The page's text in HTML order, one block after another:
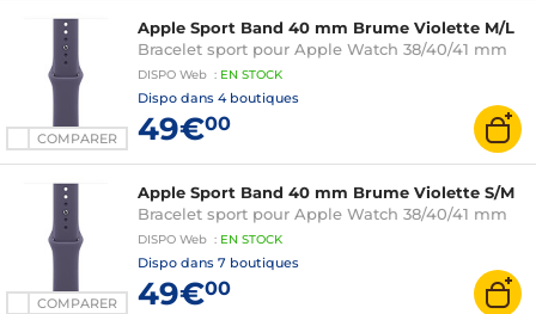
COMPARER
Apple Sport Band 40 mm Brume Violette M/L
Bracelet sport pour Apple Watch 38/40/41 mm
DISPO Web : EN STOCK
Dispo dans 4 boutiques
49€00
COMPARER
Apple Sport Band 40 mm Brume Violette S/M
Bracelet sport pour Apple Watch 38/40/41 mm
DISPO Web : EN STOCK
Dispo dans 7 boutiques
49€00